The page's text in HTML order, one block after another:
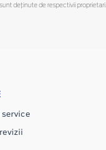
deținute de respectivii proprietari.